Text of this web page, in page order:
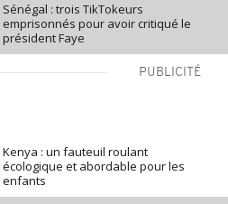
Sénégal : trois TikTokeurs
emprisonnés pour avoir critiqué le
président Faye
PUBLICITÉ
Kenya : un fauteuil roulant
écologique et abordable pour les
enfants